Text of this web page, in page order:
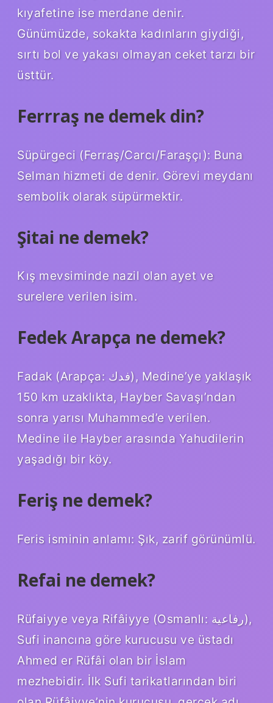
kıyafetine ise merdane denir.
Günümüzde, sokakta kadınların giydiği,
sırtı bol ve yakası olmayan ceket tarzı bir
üsttür.
Ferrraş ne demek din?
Süpürgeci (Ferraş/Carcı/Faraşçı): Buna
Selman hizmeti de denir. Görevi meydanı
sembolik olarak süpürmektir.
Şitai ne demek?
Kış mevsiminde nazil olan ayet ve
surelere verilen isim.
Fedek Arapça ne demek?
Fadak (Arapça: فدك), Medine’ye yaklaşık
150 km uzaklıkta, Hayber Savaşı’ndan
sonra yarısı Muhammed’e verilen.
Medine ile Hayber arasında Yahudilerin
yaşadığı bir köy.
Feriş ne demek?
Feris isminin anlamı: Şık, zarif görünümlü.
Refai ne demek?
Rüfaiyye veya Rifâiyye (Osmanlı: رفاعية),
Sufi inancına göre kurucusu ve üstadı
Ahmed er Rüfâi olan bir İslam
mezhebidir. İlk Sufi tarikatlarından biri